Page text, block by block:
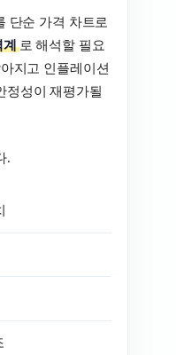
단순 가격 차트로
계로 해석할 필요
지고 인플레이션
정성이 재평가될
.